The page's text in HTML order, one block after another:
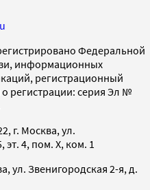
Федеральной
информационных
регистрационный
регистрации: серия Эл №
г. Москва, ул.
эт. 4, пом. X, ком. 1
ул. Звенигородская 2-я, д.